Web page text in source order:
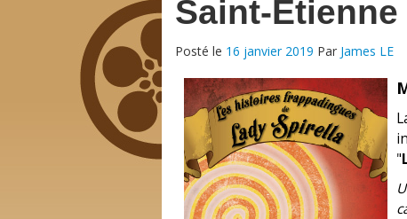
Saint-Etienne
Posté le 16 janvier 2019 Par James LE
"